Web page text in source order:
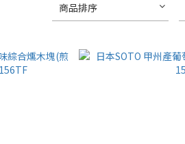
商品排序